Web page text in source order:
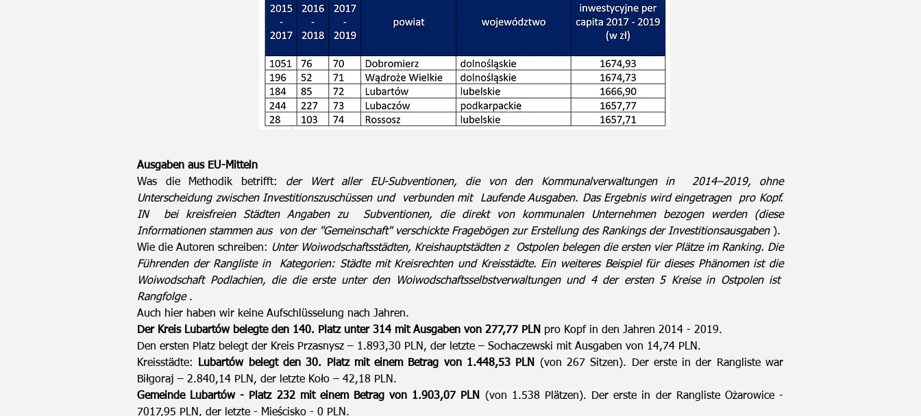
Ausgaben aus EU-Mitteln
Was die Methodik betrifft: der Wert aller EU-Subventionen, die von den Kommunalverwaltungen in
2014–2019, ohne
Unterscheidung zwischen Investitionszuschüssen und
verbunden mit Laufende Ausgaben. Das Ergebnis wird eingetragen
pro Kopf.
IN
bei kreisfreien Städten Angaben zu
Subventionen, die direkt von kommunalen Unternehmen bezogen werden (diese
Informationen stammen aus
von der "Gemeinschaft" verschickte Fragebögen zur Erstellung des Rankings der Investitionsausgaben).
Wie die Autoren schreiben: Unter Woiwodschaftsstädten, Kreishauptstädten z
Ostpolen belegen die ersten vier Plätze im Ranking. Die
Führenden der Rangliste in
Kategorien: Städte mit Kreisrechten und Kreisstädte. Ein weiteres Beispiel für dieses Phänomen ist die
Woiwodschaft Podlachien, die die erste unter den Woiwodschaftsselbstverwaltungen und 4 der ersten 5 Kreise in Ostpolen ist
Rangfolge.
Auch hier haben wir keine Aufschlüsselung nach Jahren.
Der Kreis Lubartów belegte den 140. Platz unter 314 mit Ausgaben von 277,77 PLN pro Kopf in den Jahren 2014 - 2019.
Den ersten Platz belegt der Kreis Przasnysz – 1.893,30 PLN, der letzte – Sochaczewski mit Ausgaben von 14,74 PLN.
Kreisstädte:
Lubartów belegt den 30. Platz mit einem Betrag von 1.448,53 PLN
(von 267 Sitzen). Der erste in der Rangliste war
Biłgoraj – 2.840,14 PLN, der letzte Koło – 42,18 PLN.
Gemeinde Lubartów - Platz 232 mit einem Betrag von 1.903,07 PLN
(von 1.538 Plätzen). Der erste in der Rangliste Ożarowice -
7017,95 PLN, der letzte - Mieścisko - 0 PLN.